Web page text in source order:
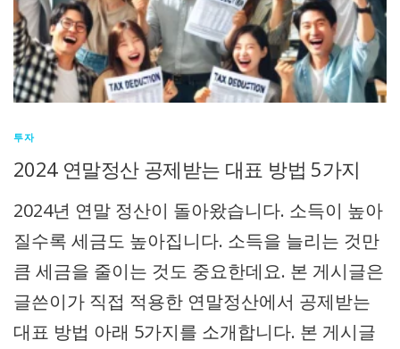
투자
2024 연말정산 공제받는 대표 방법 5가지
2024년 연말 정산이 돌아왔습니다. 소득이 높아
질수록 세금도 높아집니다. 소득을 늘리는 것만
큼 세금을 줄이는 것도 중요한데요. 본 게시글은
글쓴이가 직접 적용한 연말정산에서 공제받는
대표 방법 아래 5가지를 소개합니다. 본 게시글